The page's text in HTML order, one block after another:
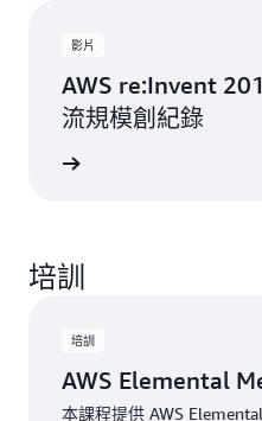
影片
AWS re:Invent
流規模創紀錄
培訓
培訓
AWS Elemental
本課程提供 AWS